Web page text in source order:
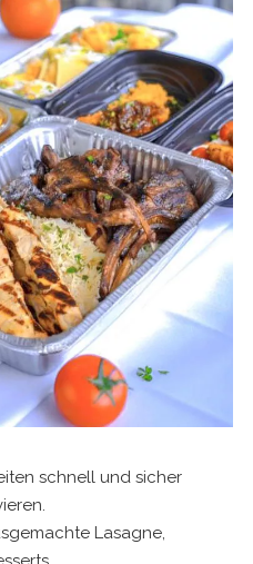
schnell und sicher
Lasagne,